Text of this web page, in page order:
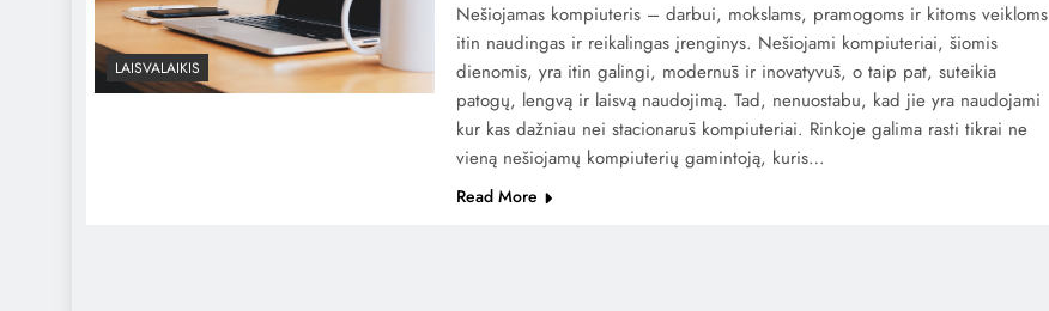
LAISVALAIKIS
Nešiojamas kompiuteris – darbui, mokslams, pramogoms ir kitoms veikloms
itin naudingas ir reikalingas įrenginys. Nešiojami kompiuteriai, šiomis
dienomis, yra itin galingi, modernūs ir inovatyvūs, o taip pat, suteikia
patogų, lengvą ir laisvą naudojimą. Tad, nenuostabu, kad jie yra naudojami
kur kas dažniau nei stacionarūs kompiuteriai. Rinkoje galima rasti tikrai ne
vieną nešiojamų kompiuterių gamintoją, kuris…
Read More